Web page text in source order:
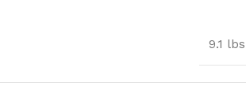
9.1 lbs